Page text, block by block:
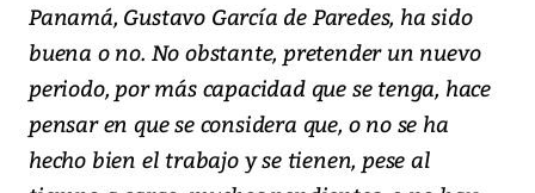
Panamá, Gustavo García de Paredes, ha sido
buena o no. No obstante, pretender un nuevo
periodo, por más capacidad que se tenga, hace
pensar en que se considera que, o no se ha
hecho bien el trabajo y se tienen, pese al